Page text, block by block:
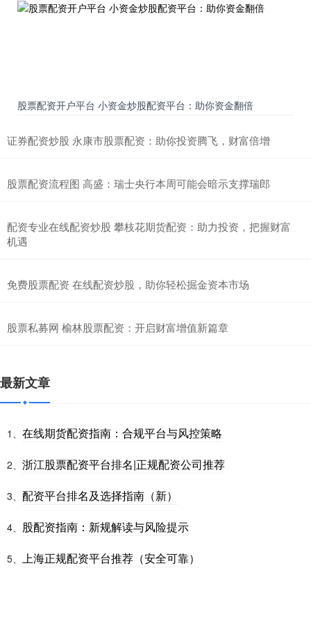
股票配资开户平台 小资金炒股配资平台：助你资金翻倍
证券配资炒股 永康市股票配资：助你投资腾飞，财富倍增
股票配资流程图 高盛：瑞士央行本周可能会暗示支撑瑞郎
配资专业在线配资炒股 攀枝花期货配资：助力投资，把握财富
机遇
免费股票配资 在线配资炒股，助你轻松掘金资本市场
股票私募网 榆林股票配资：开启财富增值新篇章
最新文章
1、 在线期货配资指南：合规平台与风控策略
2、 浙江股票配资平台排名|正规配资公司推荐
3、 配资平台排名及选择指南（新）
4、 股配资指南：新规解读与风险提示
5、 上海正规配资平台推荐（安全可靠）